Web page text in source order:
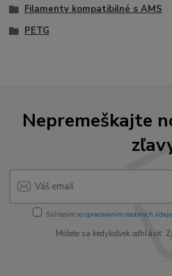
Filamenty kompatibilné s AMS
PETG
Nepremeškajte
Súhlasím sospracovaním osobných
Môžete sa kedykoľvek odhlásiť.